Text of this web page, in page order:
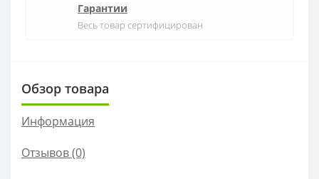
Гарантии
Весь товар сертифицирован
Обзор товара
Информация
Отзывов (0)